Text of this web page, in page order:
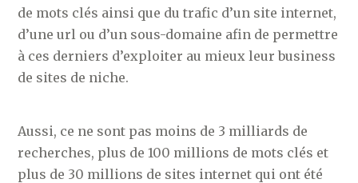
de mots clés ainsi que du trafic d’un site internet,
d’une url ou d’un sous-domaine afin de permettre
à ces derniers d’exploiter au mieux leur business
de sites de niche.
Aussi, ce ne sont pas moins de 3 milliards de
recherches, plus de 100 millions de mots clés et
plus de 30 millions de sites internet qui ont été